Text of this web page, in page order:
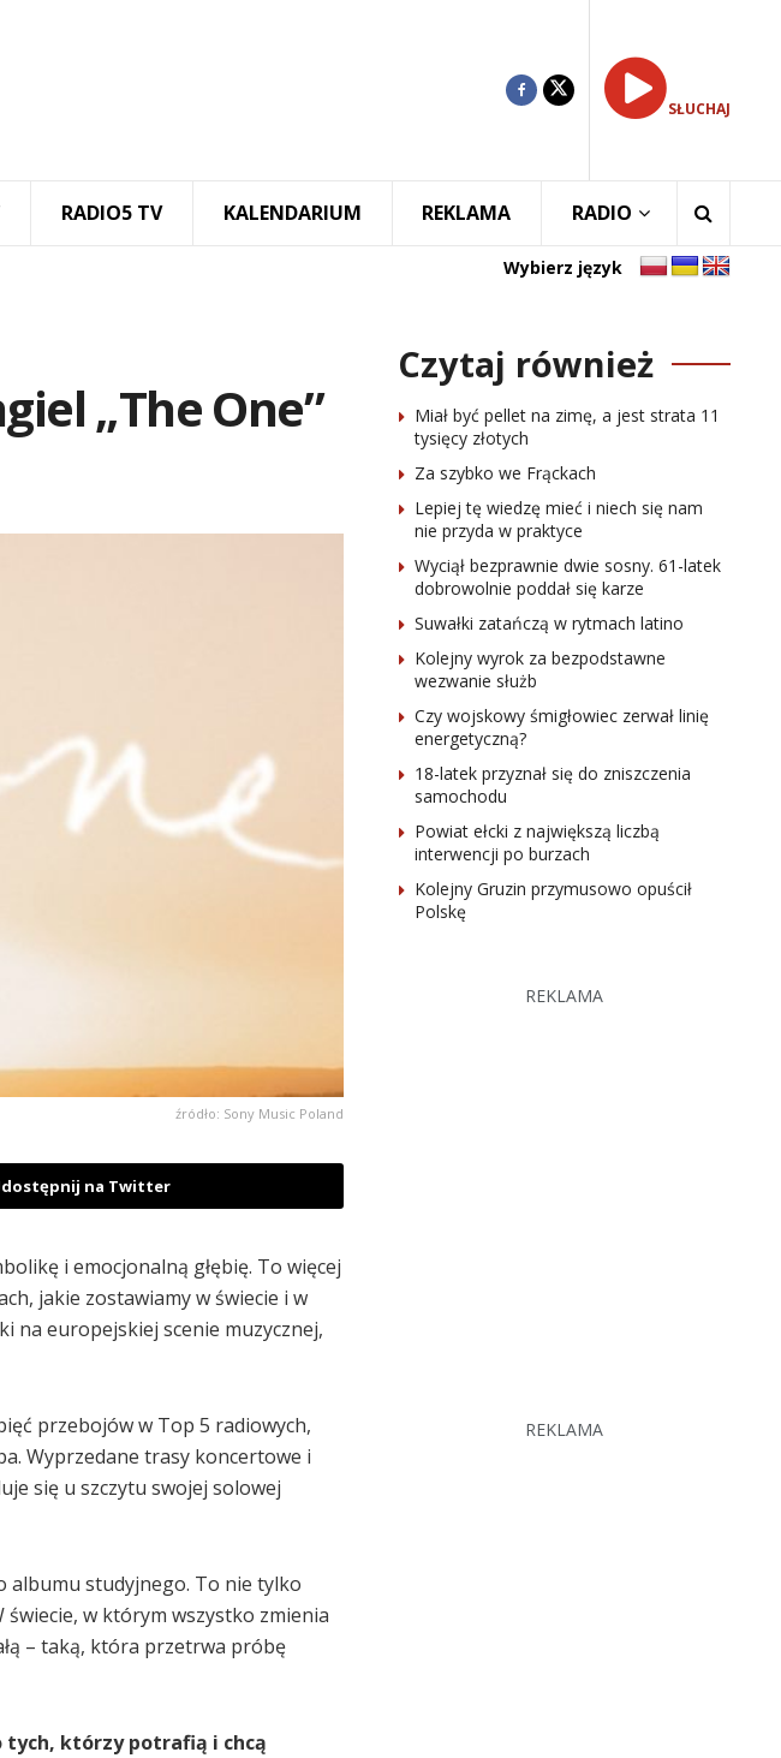
SŁUCHAJ
RADIO5 TV KALENDARIUM REKLAMA RADIO
Wybierz język
„The One”
źródło: Sony Music Poland
na Twitter
i emocjonalną głębię. To więcej
jakie zostawiamy w świecie i w
na europejskiej scenie muzycznej,
przebojów w Top 5 radiowych,
Wyprzedane trasy koncertowe i
się u szczytu swojej solowej
albumu studyjnego. To nie tylko
świecie, w którym wszystko zmienia
– taką, która przetrwa próbę
tych, którzy potrafią i chcą
Czytaj również
Miał być pellet na zimę, a jest strata 11
tysięcy złotych
Za szybko we Frąckach
Lepiej tę wiedzę mieć i niech się nam
nie przyda w praktyce
Wyciął bezprawnie dwie sosny. 61-latek
dobrowolnie poddał się karze
Suwałki zatańczą w rytmach latino
Kolejny wyrok za bezpodstawne
wezwanie służb
Czy wojskowy śmigłowiec zerwał linię
energetyczną?
18-latek przyznał się do zniszczenia
samochodu
Powiat ełcki z największą liczbą
interwencji po burzach
Kolejny Gruzin przymusowo opuścił
Polskę
REKLAMA
REKLAMA